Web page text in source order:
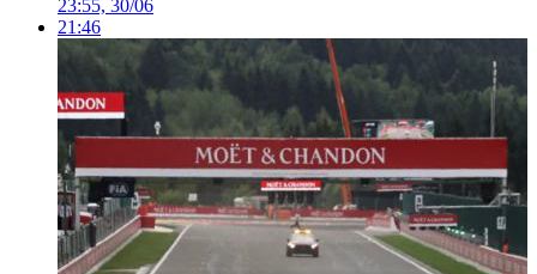
23:55, 30/06
21:46